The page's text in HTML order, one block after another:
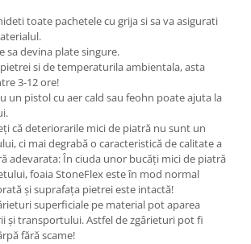
toate pachetele cu grija si sa va asigurati
sa devina plate singure.
si de temperaturila ambientala, asta
3-12 ore!
un pistol cu aer cald sau feohn poate ajuta la
că deteriorarile mici de piatră nu sunt un
ci mai degrabă o caracteristică de calitate a
adevarata: În ciuda unor bucăți mici de piatră
foaia StoneFlex este în mod normal
și suprafața pietrei este intactă!
superficiale pe material pot aparea
și transportului. Astfel de zgârieturi pot fi
fără scame!